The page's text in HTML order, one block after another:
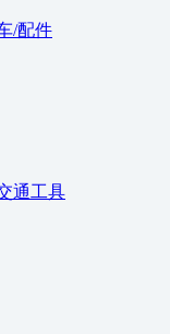
/配件
通工具